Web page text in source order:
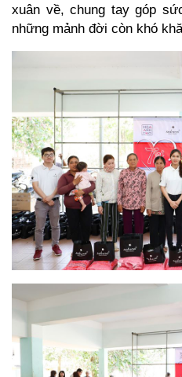
xuân về, chung tay góp
những mảnh đời còn khó